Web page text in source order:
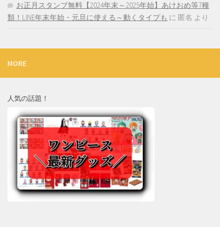
お正月スタンプ無料【2024年末～2025年始】あけおめ等7種
類！LINE年末年始・元旦に使える～動くタイプも に 匿名 より
MORE
人気の話題！